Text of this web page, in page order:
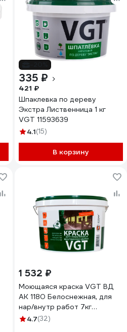
335 ₽
421 ₽
Шпаклевка по дереву
Экстра Лиственница 1 кг
VGT 11593639
4.1(15)
В корзину
1 532 ₽
Моющаяся краска VGT ВД
АК 1180 Белоснежная, для
нар/внутр работ 7кг
11601905
4.7(32)